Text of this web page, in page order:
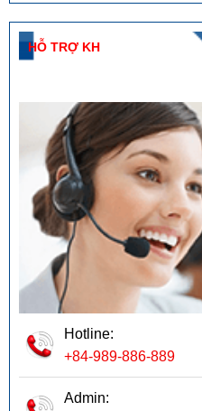
HỖ TRỢ KH
Hotline:
+84-989-886-889
Admin: